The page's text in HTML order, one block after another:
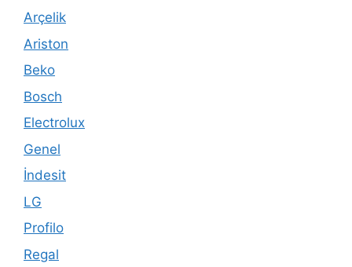
Arçelik
Ariston
Beko
Bosch
Electrolux
Genel
İndesit
LG
Profilo
Regal